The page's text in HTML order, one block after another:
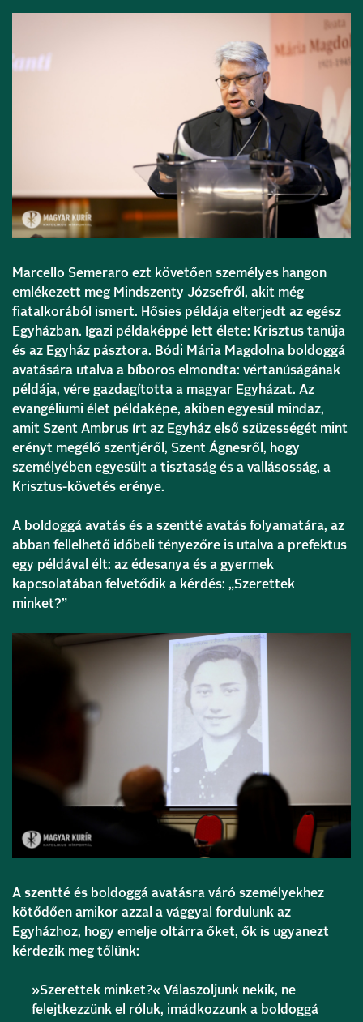
Marcello Semeraro ezt követően személyes hangon
emlékezett meg Mindszenty Józsefről, akit még
fiatalkorából ismert. Hősies példája elterjedt az egész
Egyházban. Igazi példaképpé lett élete: Krisztus tanúja
és az Egyház pásztora. Bódi Mária Magdolna boldoggá
avatására utalva a bíboros elmondta: vértanúságának
példája, vére gazdagította a magyar Egyházat. Az
evangéliumi élet példaképe, akiben egyesül mindaz,
amit Szent Ambrus írt az Egyház első szüzességét mint
erényt megélő szentjéről, Szent Ágnesről, hogy
személyében egyesült a tisztaság és a vallásosság, a
Krisztus-követés erénye.
A boldoggá avatás és a szentté avatás folyamatára, az
abban fellelhető időbeli tényezőre is utalva a prefektus
egy példával élt: az édesanya és a gyermek
kapcsolatában felvetődik a kérdés: „Szerettek
minket?”
A szentté és boldoggá avatásra váró személyekhez
kötődően amikor azzal a vággyal fordulunk az
Egyházhoz, hogy emelje oltárra őket, ők is ugyanezt
kérdezik meg tőlünk:
»Szerettek minket?« Válaszoljunk nekik, ne
felejtkezzünk el róluk, imádkozzunk a boldoggá